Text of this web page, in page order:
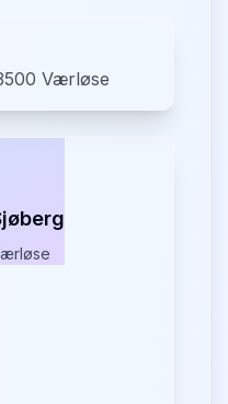
Værløse